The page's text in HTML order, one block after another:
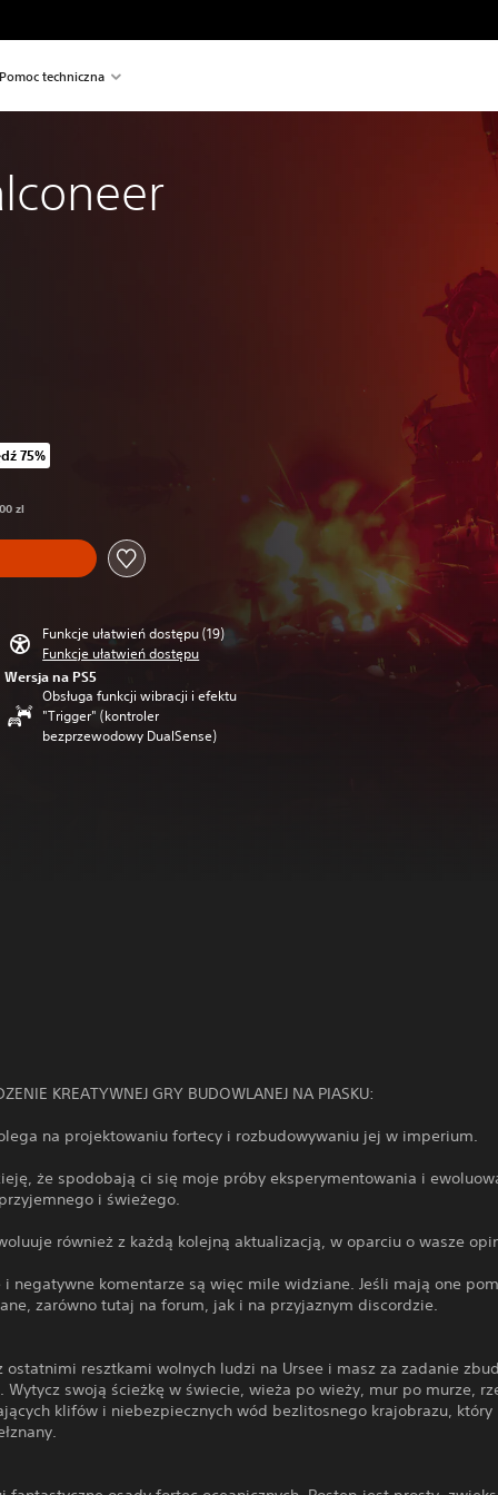
techniczna
oryginalnej ceny wynoszącej 89,00 zl
75%
zl
Funkcje ułatwień dostępu (19)
Funkcje ułatwień dostępu
Wersja na PS5
Obsługa funkcji wibracji i efektu
"Trigger" (kontroler
bezprzewodowy DualSense)
KREATYWNEJ GRY BUDOWLANEJ NA PIASKU:
na projektowaniu fortecy i rozbudowywaniu jej w imperium.
że spodobają ci się moje próby eksperymentowania i
i świeżego.
również z każdą kolejną aktualizacją, w oparciu o wasze
i negatywne komentarze są więc mile widziane. Jeśli mają one
zarówno tutaj na forum, jak i na przyjaznym discordzie.
ostatnimi resztkami wolnych ludzi na Ursee i masz za zadanie
Wytycz swoją ścieżkę w świecie, wieża po wieży, mur po murze,
klifów i niebezpiecznych wód bezlitosnego krajobrazu, który